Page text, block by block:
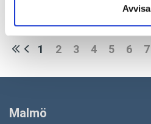
Avvisa
Bergmann som majoritetsägare.
1 2 3 4 5 6 7
Malmö